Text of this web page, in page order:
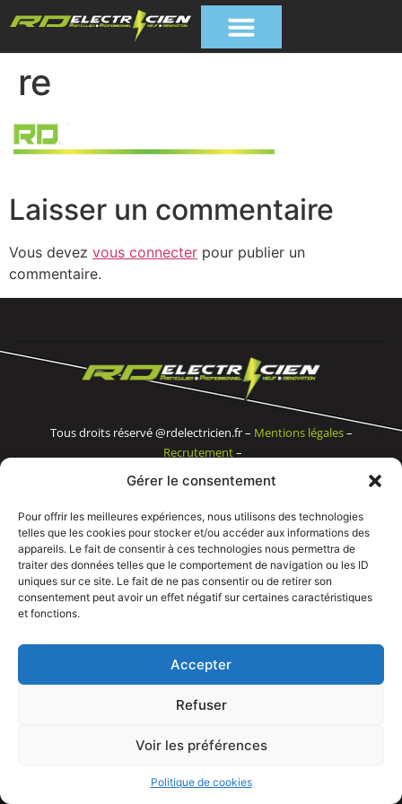
Gérer le consentement
Pour offrir les meilleures expériences, nous utilisons des technologies
telles que les cookies pour stocker et/ou accéder aux informations des
appareils. Le fait de consentir à ces technologies nous permettra de
traiter des données telles que le comportement de navigation ou les ID
uniques sur ce site. Le fait de ne pas consentir ou de retirer son
consentement peut avoir un effet négatif sur certaines caractéristiques
et fonctions.
Accepter
Refuser
Voir les préférences
Politique de cookies
re
Laisser un commentaire
Vous devez vous connecter pour publier un
commentaire.
Tous droits réservé @rdelectricien.fr – Mentions légales–
Recrutement–
Siege social :82 rue Jeanne d’Arc – 76000 Rouen
Bureau et showroom :136 route Nationale 27310 Caumont
APPELEZ NOUS